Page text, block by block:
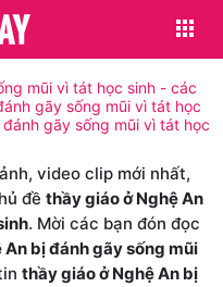
mũi vì tát học sinh - các
gãy sống mũi vì tát học
gãy sống mũi vì tát học
video clip mới nhất,
đề thầy giáo ở Nghệ An
. Mời các bạn đón đọc
bị đánh gãy sống mũi
thầy giáo ở Nghệ An bị